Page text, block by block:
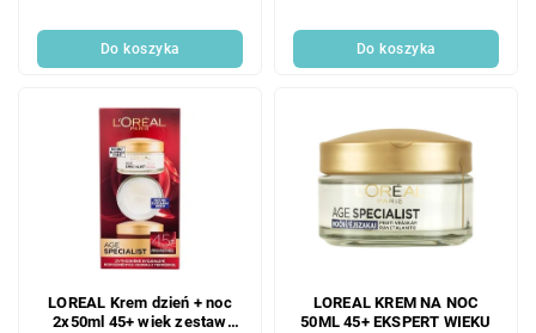
Do koszyka Do koszyka
LOREAL Krem dzień + noc
2x50ml 45+ wiek zestaw
LOREAL KREM NA NOC
50ML 45+ EKSPERT WIEKU